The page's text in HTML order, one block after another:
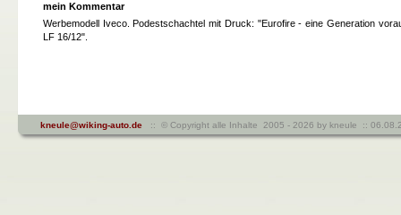
mein Kommentar
Werbemodell Iveco. Podestschachtel mit Druck: "Eurofire - eine Generation
LF 16/12".
kneule@wiking-auto.de :: © Copyright alle Inhalte 2005 - 2026 by kneule ::